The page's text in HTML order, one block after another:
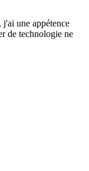
une appétence
de technologie ne